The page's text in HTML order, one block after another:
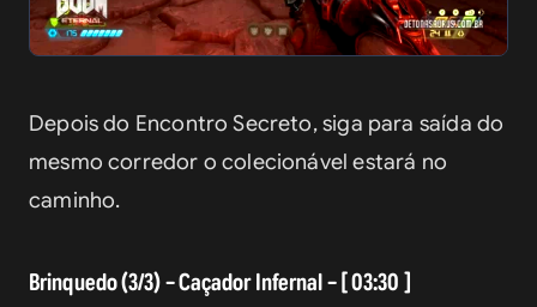
Depois do Encontro Secreto, siga para saída do
mesmo corredor o colecionável estará no
caminho.
Brinquedo (3/3) – Caçador Infernal – [ 03:30 ]